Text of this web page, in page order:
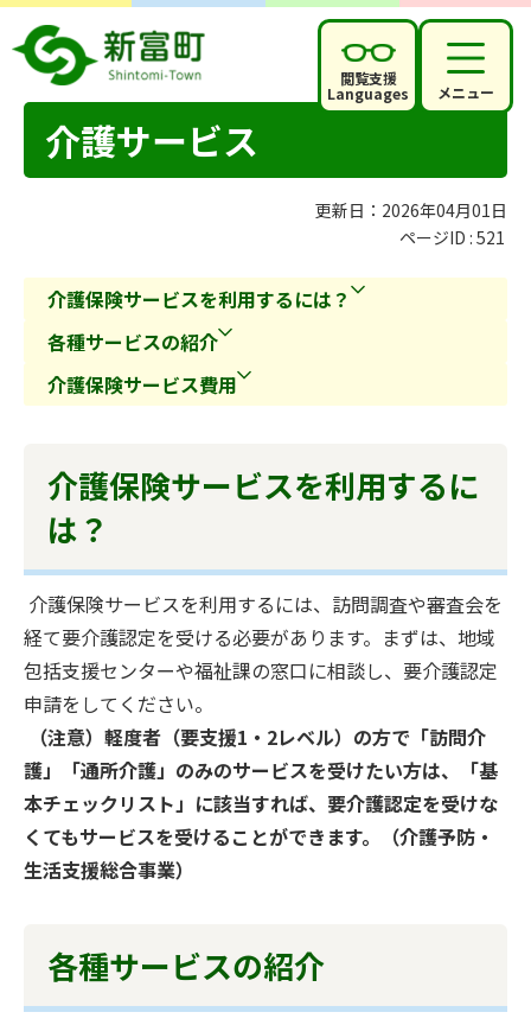
閲覧支援
Languages メニュー
介護サービス
更新日：2026年04月01日
ページID : 521
介護保険サービスを利用するには？
各種サービスの紹介
介護保険サービス費用
介護保険サービスを利用するに
は？
介護保険サービスを利用するには、訪問調査や審査会を
経て要介護認定を受ける必要があります。まずは、地域
包括支援センターや福祉課の窓口に相談し、要介護認定
申請をしてください。
（注意）軽度者（要支援1・2レベル）の方で「訪問介
護」「通所介護」のみのサービスを受けたい方は、「基
本チェックリスト」に該当すれば、要介護認定を受けな
くてもサービスを受けることができます。（介護予防・
生活支援総合事業）
各種サービスの紹介